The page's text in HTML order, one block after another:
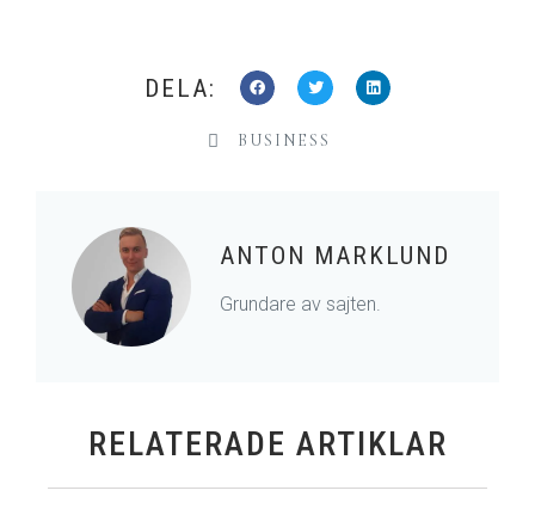
DELA:
BUSINESS
ANTON MARKLUND
Grundare av sajten.
RELATERADE ARTIKLAR